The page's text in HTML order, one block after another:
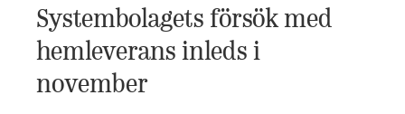
Systembolagets försök med
hemleverans inleds i
november